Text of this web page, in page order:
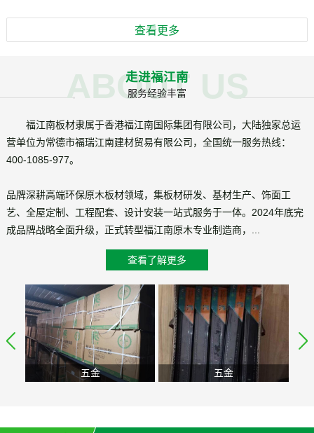
查看更多
走进福江南
ABOUT US
服务经验丰富
福江南板材隶属于香港福江南国际集团有限公司，大陆独家总运
营单位为常德市福瑞江南建材贸易有限公司，全国统一服务热线：
400-1085-977。
品牌深耕高端环保原木板材领域，集板材研发、基材生产、饰面工
艺、全屋定制、工程配套、设计安装一站式服务于一体。2024年底完
成品牌战略全面升级，正式转型福江南原木专业制造商，...
查看了解更多
五金 五金